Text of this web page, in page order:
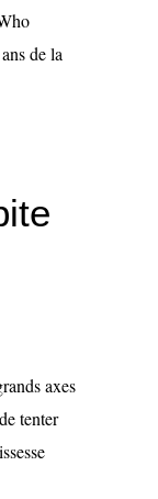
de la
axes
tenter